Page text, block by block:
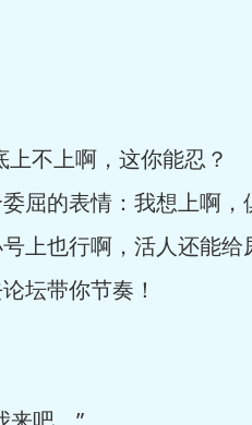
不上啊，这你能忍？
的表情：我想上啊，
也行啊，活人还能给
坛带你节奏！